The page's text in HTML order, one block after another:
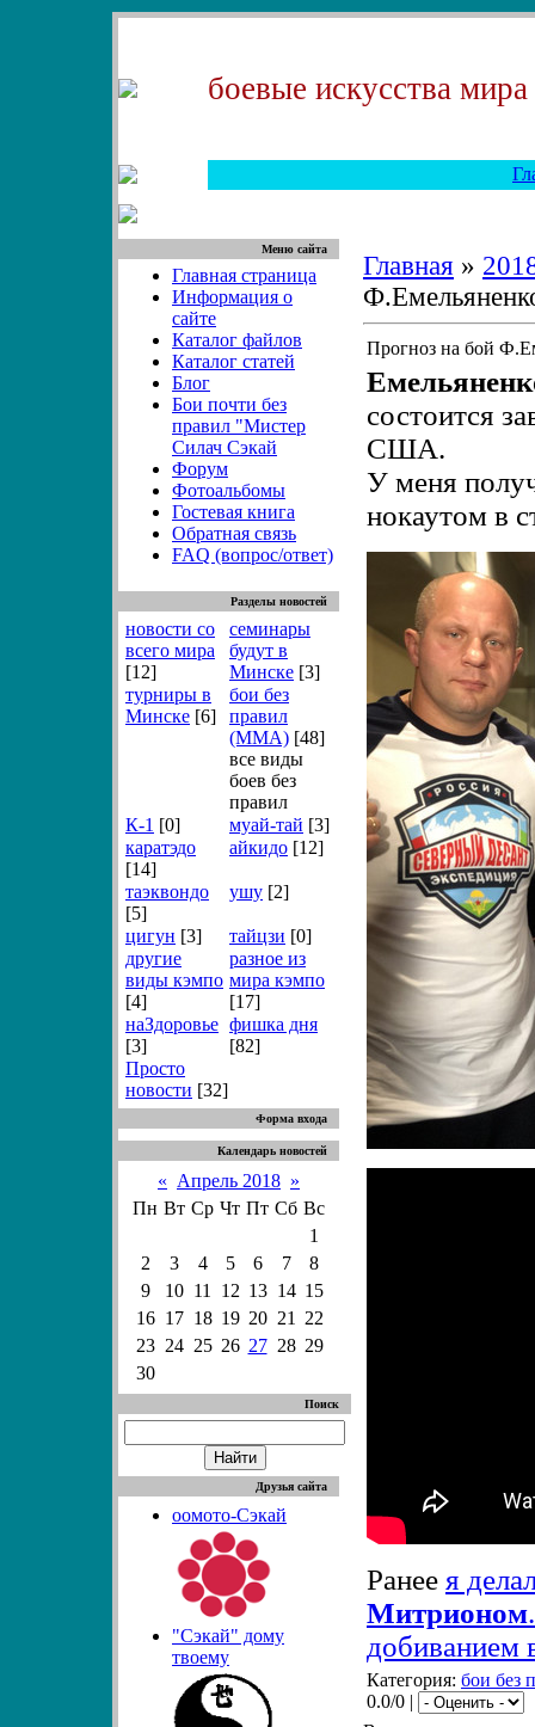
боевые искусства
Меню сайта
Главная страница
Информация о
сайте
Каталог файлов
Каталог статей
Блог
Бои почти без
правил "Мистер
Силач Сэкай
Форум
Фотоальбомы
Гостевая книга
Обратная связь
FAQ (вопрос/ответ)
Разделы новостей
новости со
всего мира
[12]
семинары
будут в
Минске [3]
турниры в
Минске [6]
бои без
правил
(ММА) [48]
все виды
боев без
правил
К-1 [0] муай-тай [3]
каратэдо
[14]
айкидо [12]
таэквондо
[5]
ушу [2]
цигун [3] тайцзи [0]
другие
виды кэмпо
[4]
разное из
мира кэмпо
[17]
наЗдоровье
[3]
фишка дня
[82]
Просто
новости [32]
Форма входа
Календарь новостей
« Апрель 2018 »
Пн Вт Ср Чт Пт Сб Вс
1
2
3 4 5 6 7
8
9
10 11 12 13 14 15
16 17 18 19 20 21
22
23 24 25 26 27 28 29
30
Поиск
Друзья сайта
оомото-Сэкай
"Сэкай" дому
твоему
Главная »
Прогноз на бой
состоится
США.
У меня
нокаутом в
Ранее я
Митрионом.
добиванием
Категория: бои без
0.0/0 |